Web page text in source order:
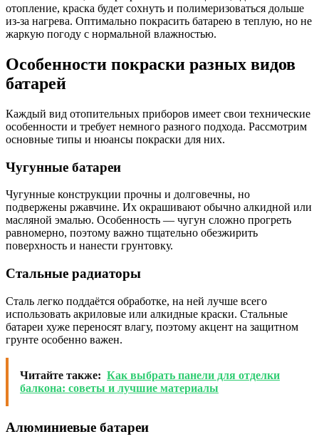
отопление, краска будет сохнуть и полимеризоваться дольше
из-за нагрева. Оптимально покрасить батарею в теплую, но не
жаркую погоду с нормальной влажностью.
Особенности покраски разных видов
батарей
Каждый вид отопительных приборов имеет свои технические
особенности и требует немного разного подхода. Рассмотрим
основные типы и нюансы покраски для них.
Чугунные батареи
Чугунные конструкции прочны и долговечны, но
подвержены ржавчине. Их окрашивают обычно алкидной или
масляной эмалью. Особенность — чугун сложно прогреть
равномерно, поэтому важно тщательно обезжирить
поверхность и нанести грунтовку.
Стальные радиаторы
Сталь легко поддаётся обработке, на ней лучше всего
использовать акриловые или алкидные краски. Стальные
батареи хуже переносят влагу, поэтому акцент на защитном
грунте особенно важен.
Читайте также: Как выбрать панели для отделки
балкона: советы и лучшие материалы
Алюминиевые батареи